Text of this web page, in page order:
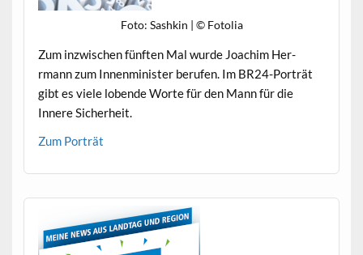
Foto: Sashkin | © Fotolia
Zum inzwis­chen fün­ften Mal wurde Joachim Her­
rmann zum Innen­min­is­ter berufen. Im BR24-Porträt
gibt es viele lobende Worte für den Mann für die
Innere Sicherheit.
Zum Porträt